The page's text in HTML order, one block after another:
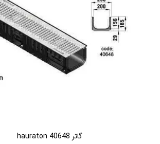
گاتر 40648 hauraton